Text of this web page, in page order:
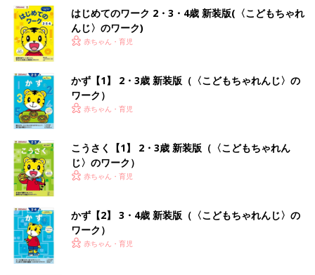
はじめてのワーク 2・3・4歳 新装版(〈こどもちゃれ
んじ〉のワーク)
赤ちゃん・育児
かず【1】 2・3歳 新装版（〈こどもちゃれんじ〉の
ワーク）
赤ちゃん・育児
こうさく【1】 2・3歳 新装版（〈こどもちゃれん
じ〉のワーク）
赤ちゃん・育児
かず【2】 3・4歳 新装版（〈こどもちゃれんじ〉の
ワーク）
赤ちゃん・育児